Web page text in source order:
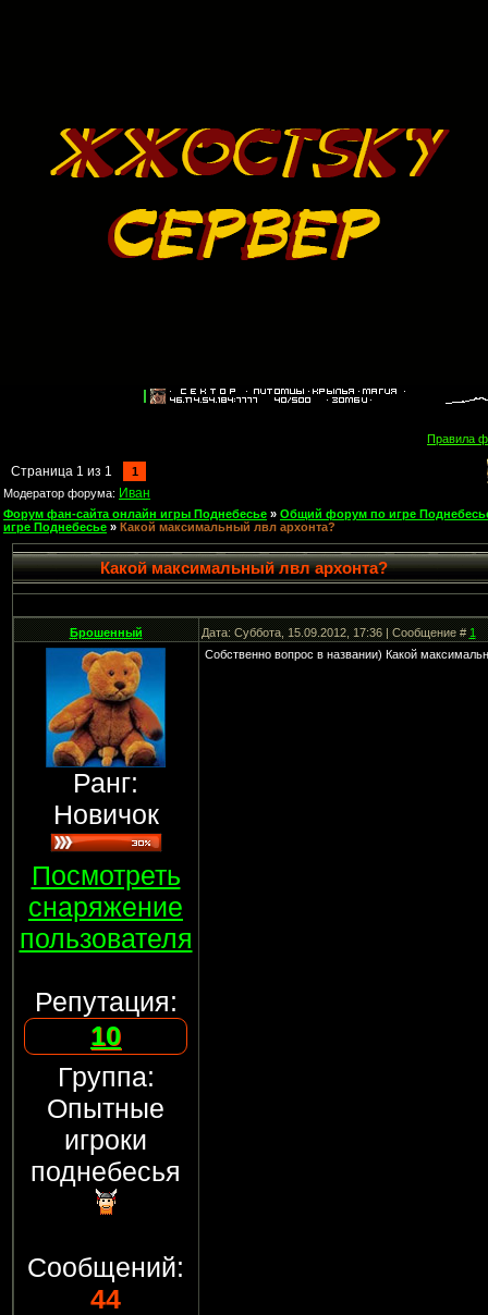
Правила
Страница 1 из 1
1
Модератор форума: Иван
Форум фан-сайта онлайн игры Поднебесье » Общий форум по игре
игре Поднебесье » Какой максимальный лвл архонта?
Какой максимальный лвл архонта?
Брошенный Дата: Суббота, 15.09.2012, 17:36 | Сообщение #1
Ранг:
Новичок
Посмотреть
снаряжение
пользователя
Репутация:
10
Группа:
Опытные
игроки
поднебесья
Сообщений:
44
Собственно вопрос в названии) Какой